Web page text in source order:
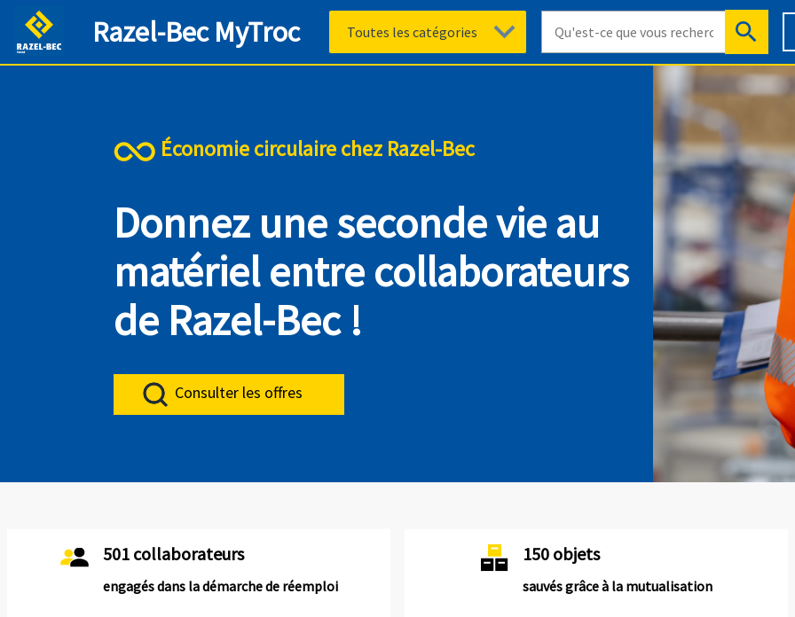
Razel-Bec MyTroc
Économie circulaire chez Razel-Bec
Donnez une seconde vie au
matériel entre collaborateurs
de Razel-Bec !
Consulter les offres
501 collaborateurs
engagés dans la démarche de réemploi
150 objets
sauvés grâce à la mutualisation